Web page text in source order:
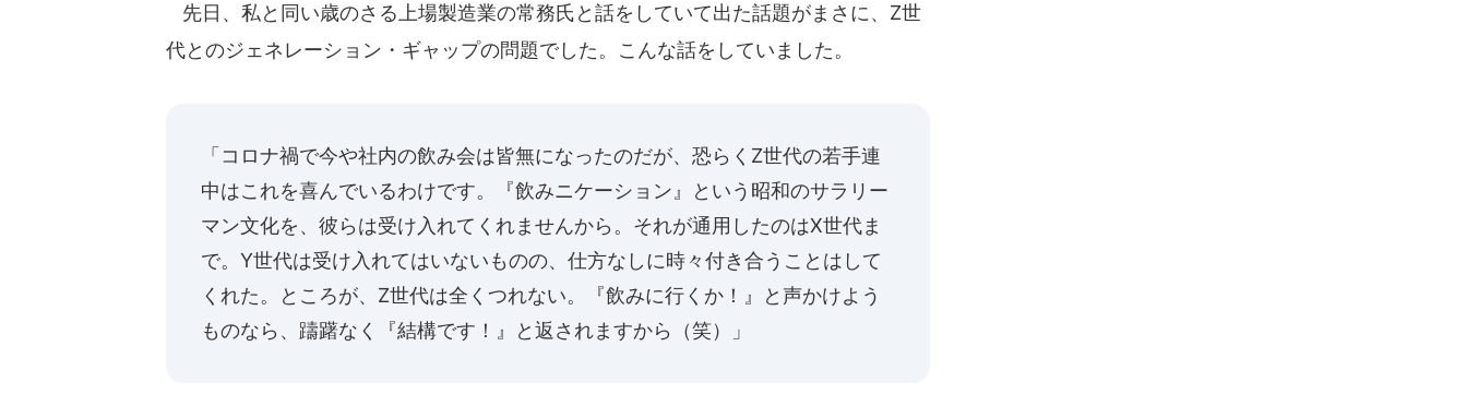
先日、私と同い歳のさる上場製造業の常務氏と話をしていて出た話題がまさに、Z世
代とのジェネレーション・ギャップの問題でした。こんな話をしていました。
「コロナ禍で今や社内の飲み会は皆無になったのだが、恐らくZ世代の若手連
中はこれを喜んでいるわけです。『飲みニケーション』という昭和のサラリー
マン文化を、彼らは受け入れてくれませんから。それが通用したのはX世代ま
で。Y世代は受け入れてはいないものの、仕方なしに時々付き合うことはして
くれた。ところが、Z世代は全くつれない。『飲みに行くか！』と声かけよう
ものなら、躊躇なく『結構です！』と返されますから（笑）」